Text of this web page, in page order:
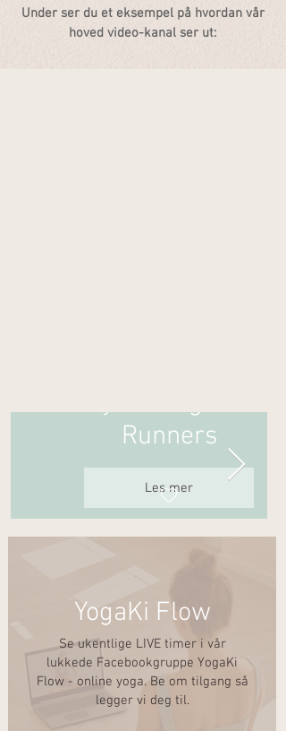
Under ser du et eksempel på hvordan vår
hoved video-kanal ser ut:
Nyhet! Yoga for
Runners
Les mer
YogaKi Flow
Se ukentlige LIVE timer i vår
lukkede Facebookgruppe YogaKi
Flow - online yoga. Be om tilgang så
legger vi deg til.